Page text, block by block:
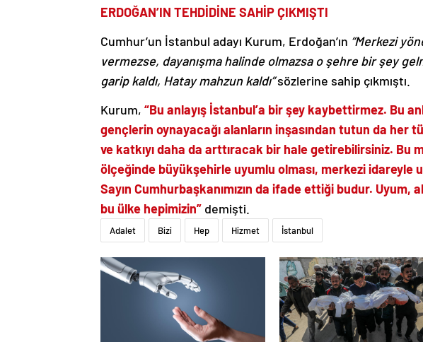
ERDOĞAN’IN TEHDİDİNE SAHİP ÇIKMIŞTI
Cumhur’un İstanbul adayı Kurum, Erdoğan’ın “Merkezi
vermezse, dayanışma halinde olmazsa o şehre bir şey
garip kaldı, Hatay mahzun kaldı”sözlerine sahip çıkmıştı.
Kurum, “Bu anlayış İstanbul’a bir şey kaybettirmez. Bu
gençlerin oynayacağı alanların inşasından tutun da her
ve katkıyı daha da arttıracak bir hale getirebilirsiniz. Bu
ölçeğinde büyükşehirle uyumlu olması, merkezi idareyle
Sayın Cumhurbaşkanımızın da ifade ettiği budur.
bu ülke hepimizin” demişti.
Adalet Bizi Hep Hizmet İstanbul